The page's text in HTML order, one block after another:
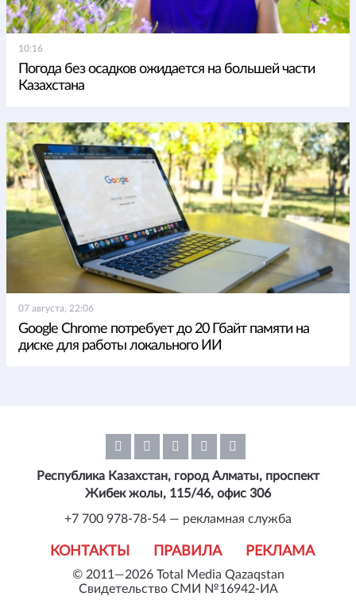
10:16
Погода без осадков ожидается на большей части
Казахстана
07 августа, 22:06
Google Chrome потребует до 20 Гбайт памяти на
диске для работы локального ИИ
© 2011—2026 Total Media Qazaqstan
Свидетельство СМИ №16942-ИА
КОНТАКТЫ ПРАВИЛА РЕКЛАМА
Республика Казахстан, город Алматы, проспект
Жибек жолы, 115/46, офис 306
+7 700 978-78-54 — рекламная служба